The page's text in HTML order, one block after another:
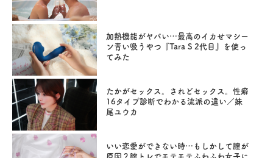
加熱機能がヤバい…最高のイカせマシー
ン青い吸うやつ『Tara S 2代目』を使っ
てみた
たかがセックス。されどセックス。性癖
16タイプ診断でわかる流派の違い／妹
尾ユウカ
いい恋愛ができない時…もしかして膣が